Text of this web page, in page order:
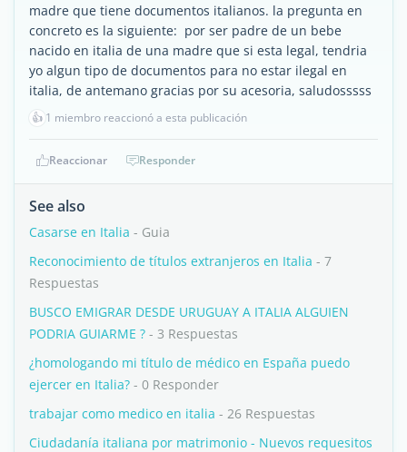
madre que tiene documentos italianos. la pregunta en
concreto es la siguiente: por ser padre de un bebe
nacido en italia de una madre que si esta legal, tendria
yo algun tipo de documentos para no estar ilegal en
italia, de antemano gracias por su acesoria, saludosssss
👍 1 miembro reaccionó a esta publicación
Reaccionar Responder
See also
Casarse en Italia - Guia
Reconocimiento de títulos extranjeros en Italia - 7
Respuestas
BUSCO EMIGRAR DESDE URUGUAY A ITALIA ALGUIEN
PODRIA GUIARME ? - 3 Respuestas
¿homologando mi título de médico en España puedo
ejercer en Italia? - 0 Responder
trabajar como medico en italia - 26 Respuestas
Ciudadanía italiana por matrimonio - Nuevos requesitos